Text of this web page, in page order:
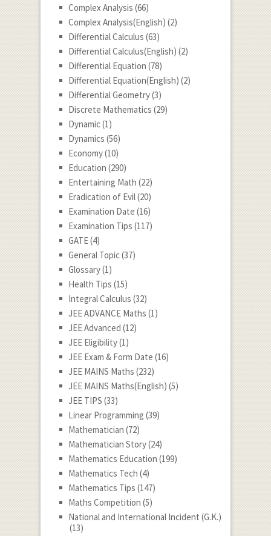
Complex Analysis (66)
Complex Analysis(English) (2)
Differential Calculus (63)
Differential Calculus(English) (2)
Differential Equation (78)
Differential Equation(English) (2)
Differential Geometry(3)
Discrete Mathematics (29)
Dynamic(1)
Dynamics (56)
Economy(10)
Education (290)
Entertaining Math (22)
Eradication of Evil(20)
Examination Date (16)
Examination Tips (117)
GATE(4)
General Topic(37)
Glossary(1)
Health Tips (15)
Integral Calculus (32)
JEE ADVANCE Maths (1)
JEE Advanced (12)
JEE Eligibility(1)
JEE Exam & Form Date (16)
JEE MAINS Maths (232)
JEE MAINS Maths(English) (5)
JEE TIPS (33)
Linear Programming (39)
Mathematician (72)
Mathematician Story(24)
Mathematics Education (199)
Mathematics Tech (4)
Mathematics Tips (147)
Maths Competition (5)
National and International Incident (G.K.)
(13)